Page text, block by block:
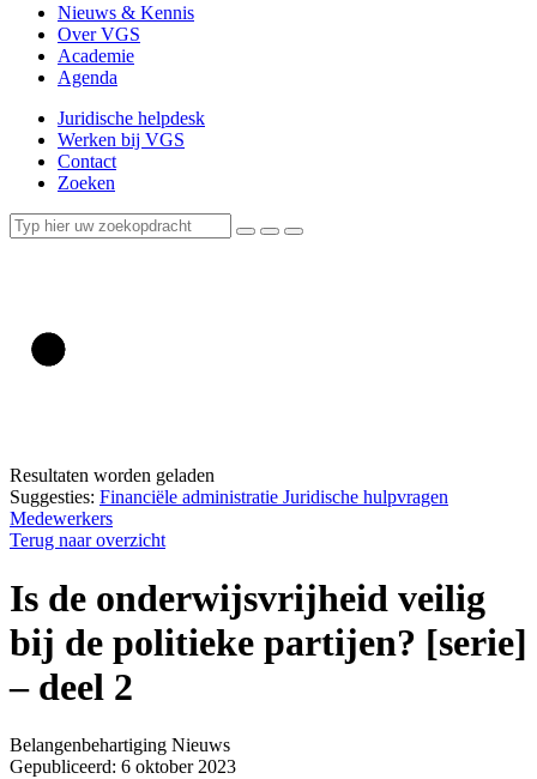
Nieuws & Kennis
Over VGS
Academie
Agenda
Juridische helpdesk
Werken bij VGS
Contact
Zoeken
Resultaten worden geladen
Suggesties: Financiële administratie Juridische hulpvragen
Medewerkers
Terug naar overzicht
Is de onderwijsvrijheid veilig
bij de politieke partijen? [serie]
– deel 2
Belangenbehartiging Nieuws
Gepubliceerd: 6 oktober 2023